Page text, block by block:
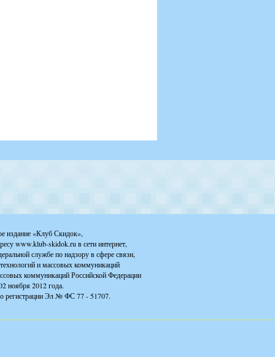
издание «Клуб Скидок»,
www.klub-skidok.ru в сети интернет,
службе по надзору в сфере связи,
и массовых коммуникаций
коммуникаций Российской Федерации
ноября 2012 года.
о регистрации Эл № ФС 77 - 51707.